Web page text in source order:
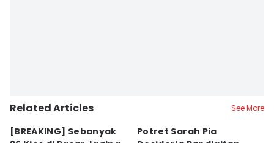
Related Articles See More
[BREAKING] Sebanyak
Potret Sarah Pia